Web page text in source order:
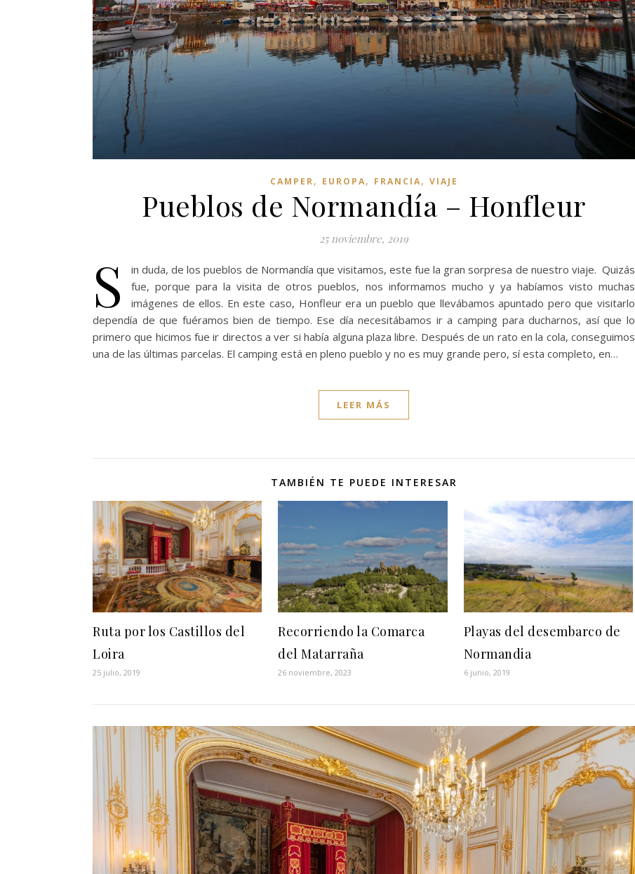
CAMPER, EUROPA, FRANCIA, VIAJE
Pueblos de Normandía – Honfleur
25 noviembre, 2019
S
in duda, de los pueblos de Normandía que visitamos, este fue la gran sorpresa de nuestro viaje. Quizás
fue, porque para la visita de otros pueblos, nos informamos mucho y ya habíamos visto muchas
imágenes de ellos. En este caso, Honfleur era un pueblo que llevábamos apuntado pero que visitarlo
dependía de que fuéramos bien de tiempo. Ese día necesitábamos ir a camping para ducharnos, así que lo
primero que hicimos fue ir directos a ver si había alguna plaza libre. Después de un rato en la cola, conseguimos
una de las últimas parcelas. El camping está en pleno pueblo y no es muy grande pero, sí esta completo, en…
LEER MÁS
TAMBIÉN TE PUEDE INTERESAR
Ruta por los Castillos del
Loira
25 julio, 2019
Recorriendo la Comarca
del Matarraña
26 noviembre, 2023
Playas del desembarco de
Normandia
6 junio, 2019